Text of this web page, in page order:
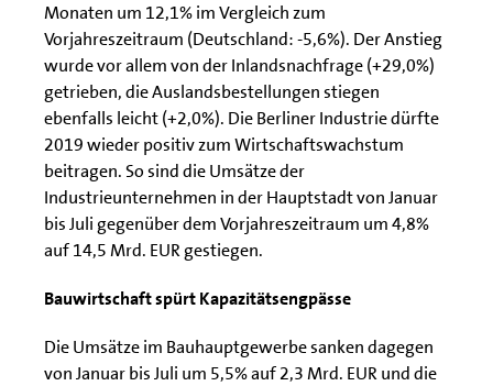
Monaten um 12,1% im Vergleich zum
Vorjahreszeitraum (Deutschland: -5,6%). Der Anstieg
wurde vor allem von der Inlandsnachfrage (+29,0%)
getrieben, die Auslandsbestellungen stiegen
ebenfalls leicht (+2,0%). Die Berliner Industrie dürfte
2019 wieder positiv zum Wirtschaftswachstum
beitragen. So sind die Umsätze der
Industrieunternehmen in der Hauptstadt von Januar
bis Juli gegenüber dem Vorjahreszeitraum um 4,8%
auf 14,5 Mrd. EUR gestiegen.
Bauwirtschaft spürt Kapazitätsengpässe
Die Umsätze im Bauhauptgewerbe sanken dagegen
von Januar bis Juli um 5,5% auf 2,3 Mrd. EUR und die